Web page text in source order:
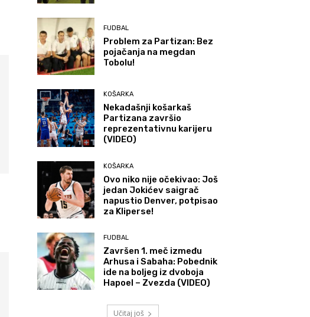
FUDBAL
Problem za Partizan: Bez
pojačanja na megdan
Tobolu!
KOŠARKA
Nekadašnji košarkaš
Partizana završio
reprezentativnu karijeru
(VIDEO)
KOŠARKA
Ovo niko nije očekivao: Još
jedan Jokićev saigrač
napustio Denver, potpisao
za Kliperse!
FUDBAL
Završen 1. meč između
Arhusa i Sabaha: Pobednik
ide na boljeg iz dvoboja
Hapoel – Zvezda (VIDEO)
Učitaj još